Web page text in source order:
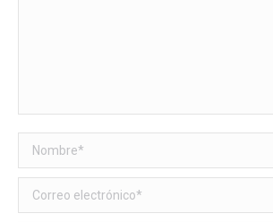
Nombre *
Correo electrónico *